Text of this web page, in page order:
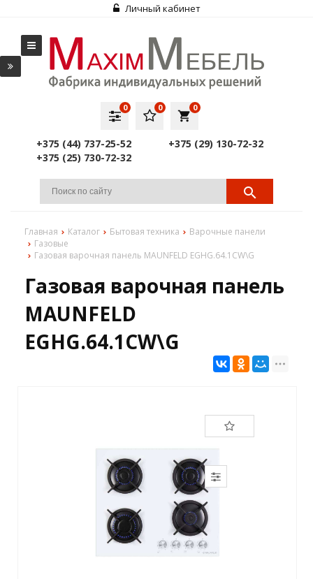
Личный кабинет
local_grocery_store
0
0
0
+375 (44) 737-25-52
+375 (29) 130-72-32
+375 (25) 730-72-32
Главная Каталог Бытовая техника
Варочные панели
Газовые
Газовая варочная панель MAUNFELD EGHG.64.1CW\G
Газовая варочная панель
MAUNFELD
EGHG.64.1CW\G